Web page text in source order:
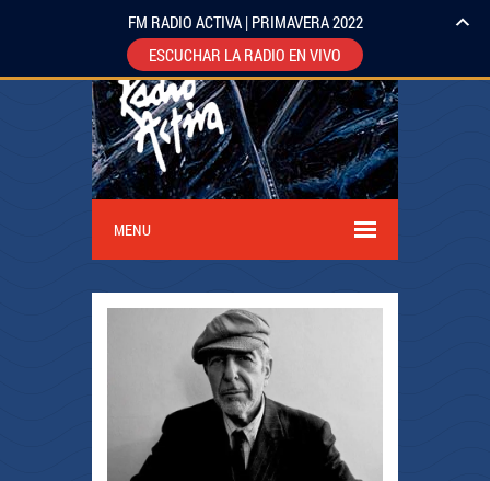
MENU
FM RADIO ACTIVA | PRIMAVERA 2022
ESCUCHAR LA RADIO EN VIVO